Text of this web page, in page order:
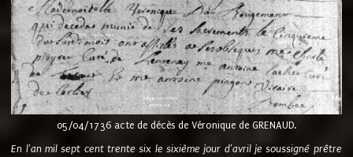
05/04/1736 acte de décès de Véronique de GRENAUD.
En l'an mil sept cent trente six le sixième jour d'avril je soussigné prêtre